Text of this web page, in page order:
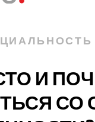
И
СО